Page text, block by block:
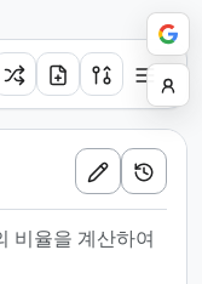
비율을 계산하여